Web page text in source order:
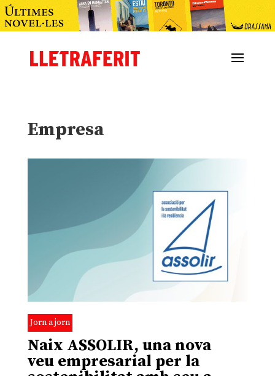
Empresa
Jorn a jorn
Naix ASSOLIR, una nova
veu empresarial per la